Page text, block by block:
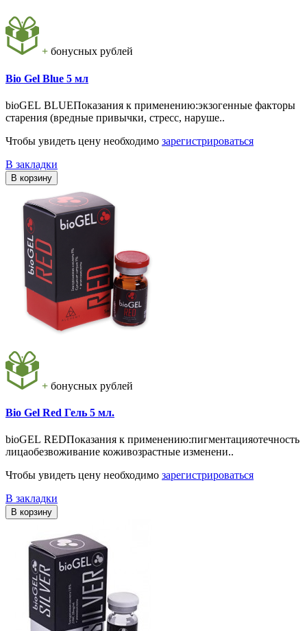
+ бонусных рублей
Bio Gel Blue 5 мл
bioGEL BLUEПоказания к применению:экзогенные факторы
старения (вредные привычки, стресс, наруше..
Чтобы увидеть цену необходимо зарегистрироваться
В закладки
В корзину
+ бонусных рублей
Bio Gel Red Гель 5 мл.
bioGEL REDПоказания к применению:пигментацияотечность
лицаобезвоживание коживозрастные изменени..
Чтобы увидеть цену необходимо зарегистрироваться
В закладки
В корзину